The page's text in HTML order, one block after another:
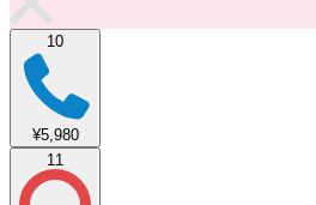
10
¥5,980
11